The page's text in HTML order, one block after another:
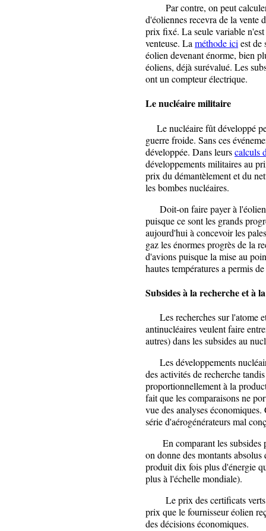
Par contre, on peut calculer
d'éoliennes recevra de la vente
prix fixé. La seule variable
venteuse. La méthode ici est de
éolien devenant énorme, bien
éoliens, déjà surévalué. Les
ont un compteur électrique.
Le nucléaire militaire
Le nucléaire fût développé
guerre froide. Sans ces
développée. Dans leurscalculs
développements militaires au
prix du démantèlement et du
les bombes nucléaires.
Doit-on faire payer à l'éolien
puisque ce sont les grands
aujourd'hui à concevoir les
gaz les énormes progrès de la
d'avions puisque la mise au
hautes températures a permis
Subsides à la recherche et à
Les recherches sur l'atome
antinucléaires veulent faire
autres) dans les subsides au
Les développements
des activités de recherche
proportionnellement à la
fait que les comparaisons ne
vue des analyses
série d'aérogénérateurs mal
En comparant les subsides
on donne des montants
produit dix fois plus d'énergie
plus à l'échelle mondiale).
Le prix des certificats verts
prix que le fournisseur éolien
des décisions économiques.